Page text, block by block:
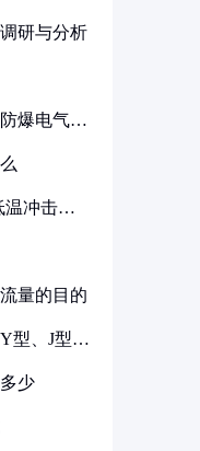
研与分析
爆电气设
温冲击要
量的目的
型、J型、
少